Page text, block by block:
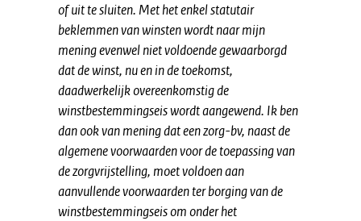
of uit te sluiten. Met het enkel statutair
beklemmen van winsten wordt naar mijn
mening evenwel niet voldoende gewaarborgd
dat de winst, nu en in de toekomst,
daadwerkelijk overeenkomstig de
winstbestemmingseis wordt aangewend. Ik ben
dan ook van mening dat een zorg-bv, naast de
algemene voorwaarden voor de toepassing van
de zorgvrijstelling, moet voldoen aan
aanvullende voorwaarden ter borging van de
winstbestemmingseis om onder het